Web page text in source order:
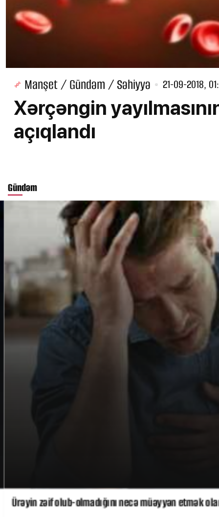
Manşet / Gündəm / Səhiyyə 21-09-2018,
Xərçəngin
açıqlandı
Gündəm
Ürəyin zəif olub-olmadığını necə müəyyən etmək